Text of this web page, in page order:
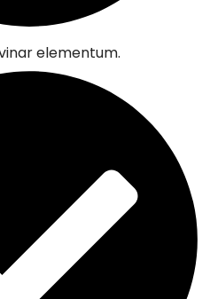
elementum.